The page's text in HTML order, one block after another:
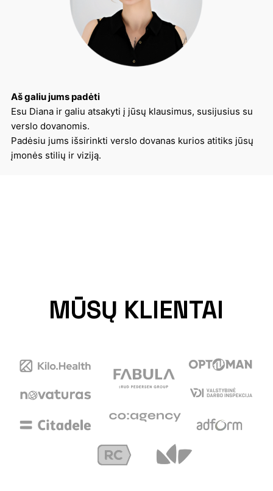
Aš galiu jums padėti
Esu Diana ir galiu atsakyti į jūsų klausimus, susijusius su
verslo dovanomis.
Padėsiu jums išsirinkti verslo dovanas kurios atitiks jūsų
įmonės stilių ir viziją.
MŪSŲ KLIENTAI